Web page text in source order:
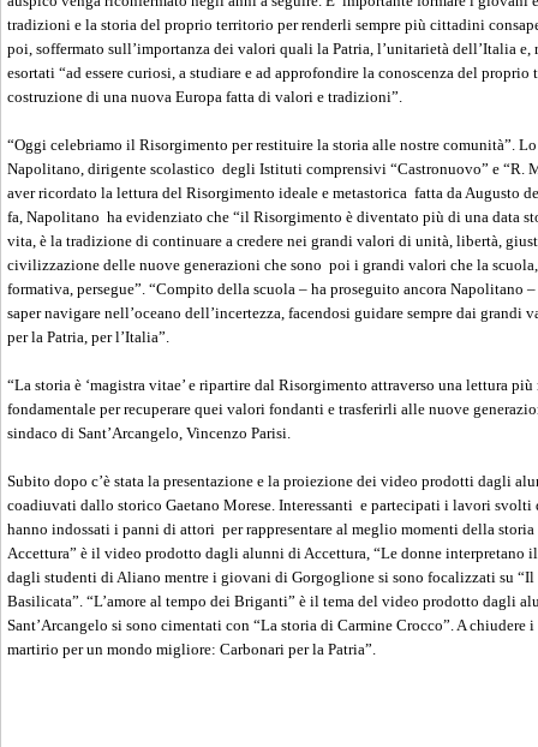
tradizioni e la storia del proprio territorio per renderli sempre più cittadini
poi, soffermato sull’importanza dei valori quali la Patria, l’unitarietà dell’Italia
esortati “ad essere curiosi, a studiare e ad approfondire la conoscenza del
costruzione di una nuova Europa fatta di valori e tradizioni”.
“Oggi celebriamo il Risorgimento per restituire la storia alle nostre comunità”.
Napolitano, dirigente scolastico degli Istituti comprensivi “Castronuovo” e “R.
aver ricordato la lettura del Risorgimento ideale e metastorica fatta da Augusto
fa, Napolitano ha evidenziato che “il Risorgimento è diventato più di una data
vita, è la tradizione di continuare a credere nei grandi valori di unità, libertà,
civilizzazione delle nuove generazioni che sono poi i grandi valori che la
formativa, persegue”. “Compito della scuola – ha proseguito ancora Napolitano
saper navigare nell’oceano dell’incertezza, facendosi guidare sempre dai grandi
per la Patria, per l’Italia”.
“La storia è ‘magistra vitae’ e ripartire dal Risorgimento attraverso una lettura più
fondamentale per recuperare quei valori fondanti e trasferirli alle nuove
sindaco di Sant’Arcangelo, Vincenzo Parisi.
Subito dopo c’è stata la presentazione e la proiezione dei video prodotti dagli
coadiuvati dallo storico Gaetano Morese. Interessanti e partecipati i lavori
hanno indossati i panni di attori per rappresentare al meglio momenti della
Accettura” è il video prodotto dagli alunni di Accettura, “Le donne interpretano
dagli studenti di Aliano mentre i giovani di Gorgoglione si sono focalizzati su
Basilicata”. “L’amore al tempo dei Briganti” è il tema del video prodotto dagli
Sant’Arcangelo si sono cimentati con “La storia di Carmine Crocco”. A
martirio per un mondo migliore: Carbonari per la Patria”.